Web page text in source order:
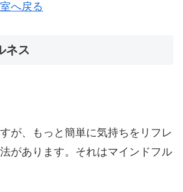
へ戻る
ネス
が、もっと簡単に気持ちをリフレ
があります。それはマインドフル